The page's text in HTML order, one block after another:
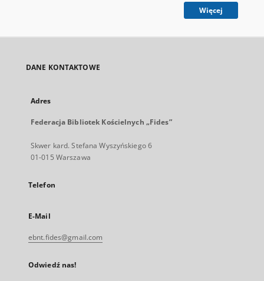
Więcej
DANE KONTAKTOWE
Adres
Federacja Bibliotek Kościelnych „Fides”
Skwer kard. Stefana Wyszyńskiego 6
01-015 Warszawa
Telefon
E-Mail
ebnt.fides@gmail.com
Odwiedź nas!